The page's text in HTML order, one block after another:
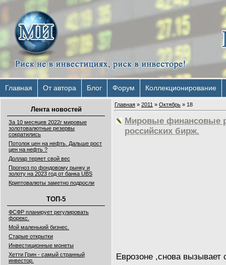
Главная От автора Блог Форум Коллекционирование
Лента новостей
За 10 месяцев 2022г мировые
золотовалютные резервы
сократились
Потолок цен на нефть. Дальше рост
цен на нефть ?
Доллар теряет свой вес
Прогноз по фондовому рынку и
золоту на 2023 год от банка UBS
Криптовалюты заметно подросли
ТОП-5
ФСФР планирует регулировать
форекс.
Мой маленький бизнес.
Старые открытки
Инвестиционные монеты
Хетти Грин - самый странный
инвестор.
Главная » 2011 » Октябрь » 18
Мировые финансовые
российских бирж.
Еврозоне ,снова